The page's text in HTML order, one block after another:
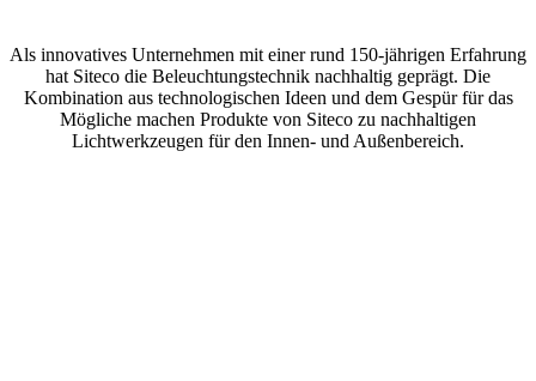
Als innovatives Unternehmen mit einer rund 150-jährigen Erfahrung
hat Siteco die Beleuchtungstechnik nachhaltig geprägt. Die
Kombination aus technologischen Ideen und dem Gespür für das
Mögliche machen Produkte von Siteco zu nachhaltigen
Lichtwerkzeugen für den Innen- und Außenbereich.